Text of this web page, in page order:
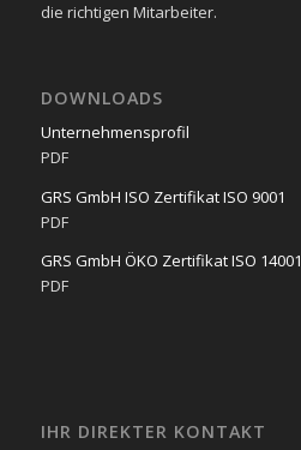
die richtigen Mitarbeiter.
DOWNLOADS
Unternehmensprofil
PDF
GRS GmbH ISO Zertifikat ISO 9001
PDF
GRS GmbH ÖKO Zertifikat ISO 14001
PDF
IHR DIREKTER KONTAKT